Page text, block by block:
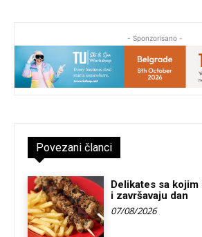
- Sponzorisano -
Povezani članci
Delikates sa
i završavaju dan
07/08/2026